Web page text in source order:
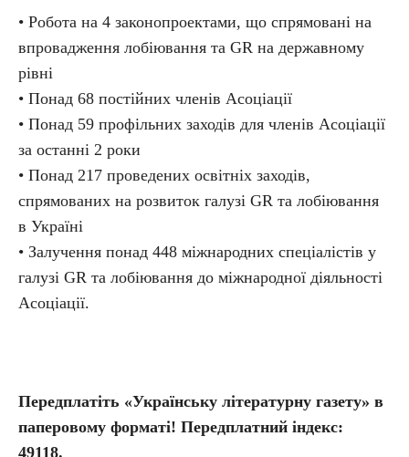
• Робота на 4 законопроектами, що спрямовані на
впровадження лобіювання та GR на державному
рівні
• Понад 68 постійних членів Асоціації
• Понад 59 профільних заходів для членів Асоціації
за останні 2 роки
• Понад 217 проведених освітніх заходів,
спрямованих на розвиток галузі GR та лобіювання
в Україні
• Залучення понад 448 міжнародних спеціалістів у
галузі GR та лобіювання до міжнародної діяльності
Асоціації.
Передплатіть «Українську літературну газету» в
паперовому форматі! Передплатний індекс:
49118.